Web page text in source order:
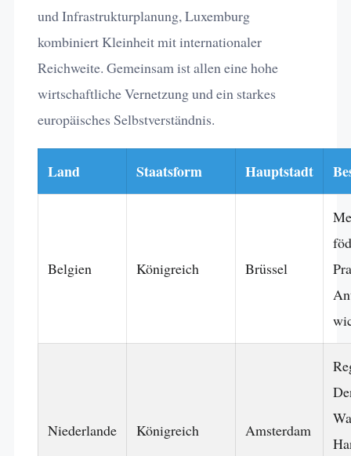
und Infrastrukturplanung, Luxemburg
kombiniert Kleinheit mit internationaler
Reichweite. Gemeinsam ist allen eine hohe
wirtschaftliche Vernetzung und ein starkes
europäisches Selbstverständnis.
Land Staatsform Hauptstadt
Belgien Königreich Brüssel
Niederlande Königreich Amsterdam